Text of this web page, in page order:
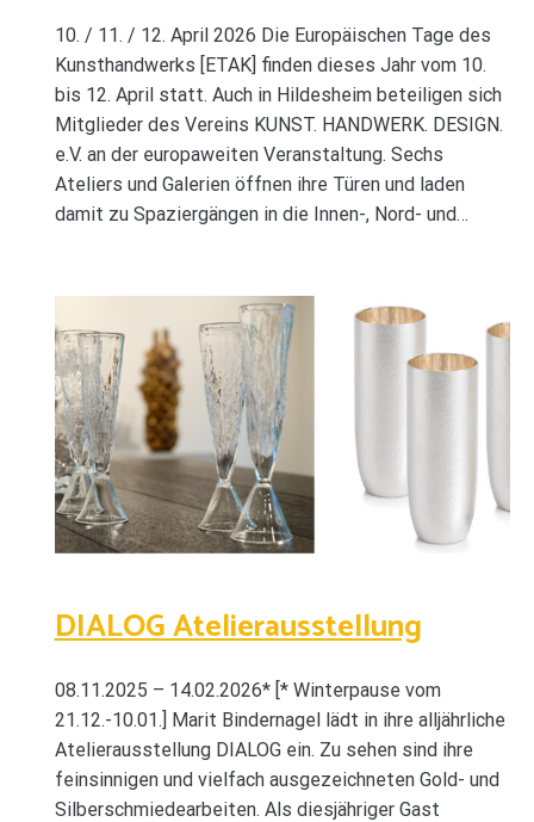
10. / 11. / 12. April 2026 Die Europäischen Tage des
Kunsthandwerks [ETAK] finden dieses Jahr vom 10.
bis 12. April statt. Auch in Hildesheim beteiligen sich
Mitglieder des Vereins KUNST. HANDWERK. DESIGN.
e.V. an der europaweiten Veranstaltung. Sechs
Ateliers und Galerien öffnen ihre Türen und laden
damit zu Spaziergängen in die Innen-, Nord- und…
DIALOG Atelierausstellung
08.11.2025 – 14.02.2026* [* Winterpause vom
21.12.-10.01.] Marit Bindernagel lädt in ihre alljährliche
Atelierausstellung DIALOG ein. Zu sehen sind ihre
feinsinnigen und vielfach ausgezeichneten Gold- und
Silberschmiedearbeiten. Als diesjähriger Gast